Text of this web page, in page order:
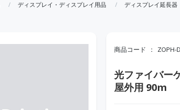
ディスプレイ・ディスプレイ用品 ディスプレイ延長器
商品コード ZOPH-
光ファイバー
屋外用 90m